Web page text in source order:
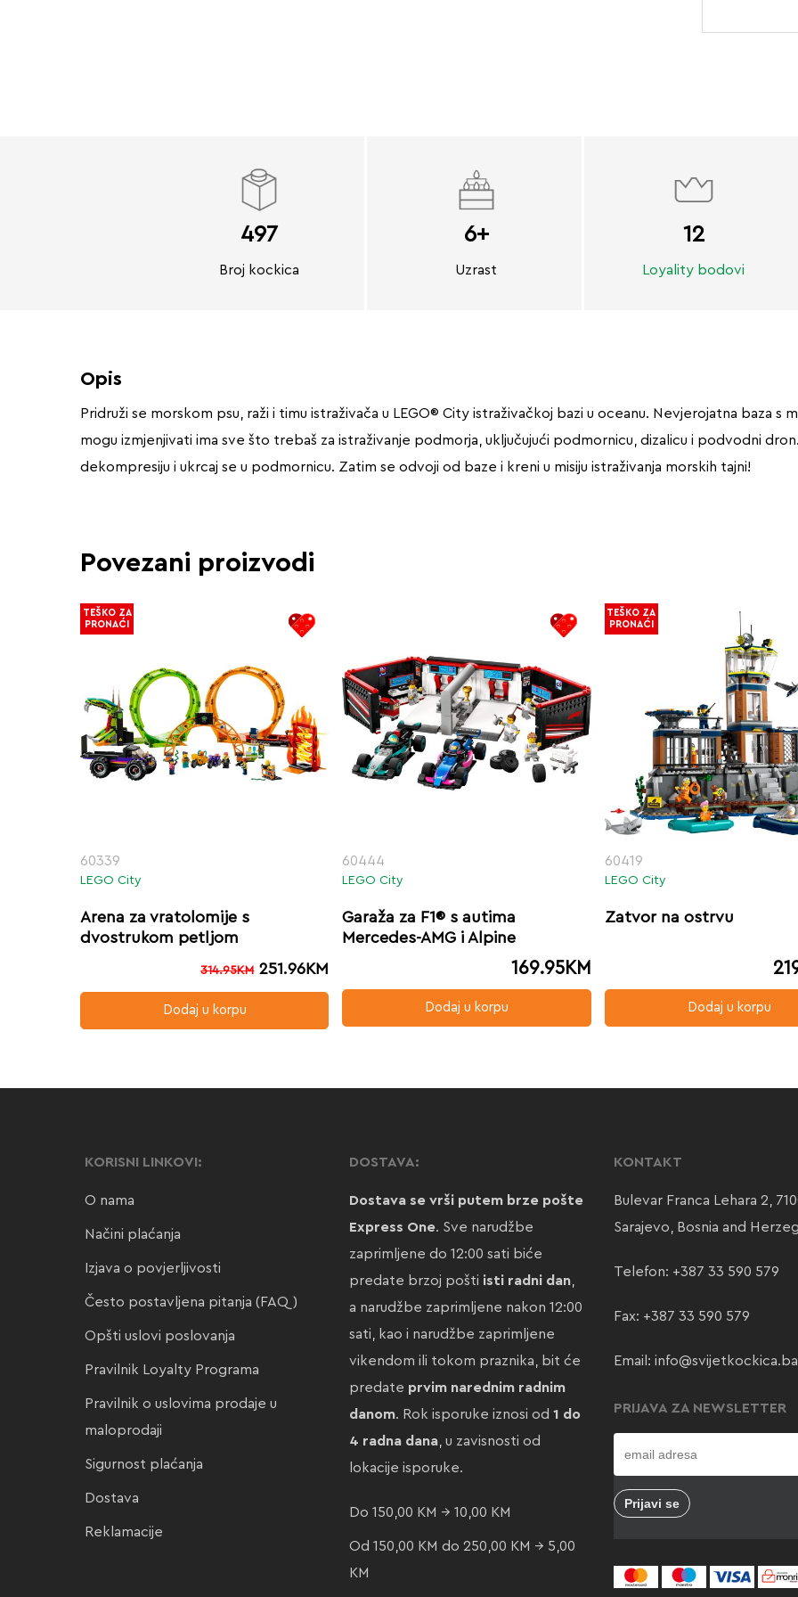
497
Broj kockica
6+
Uzrast
12
Loyality bodovi
Opis
Pridruži se morskom psu, raži i timu istraživača u LEGO® City istraživačkoj bazi u oceanu. Nevjerojatna baza s
mogu izmjenjivati ima sve što trebaš za istraživanje podmorja, uključujući podmornicu, dizalicu i podvodni
dekompresiju i ukrcaj se u podmornicu. Zatim se odvoji od baze i kreni u misiju istraživanja morskih tajni!
Povezani proizvodi
60339
LEGO City
Arena za vratolomije s
dvostrukom petljom
314.95KM 251.96KM
Dodaj u korpu
TEŠKO ZA
PRONAĆI
60444
LEGO City
Garaža za F1® s autima
Mercedes-AMG i Alpine
169.95KM
Dodaj u korpu
60419
LEGO City
Zatvor na ostrvu
Dodaj u korpu
TEŠKO ZA
PRONAĆI
KORISNI LINKOVI:
O nama
Načini plaćanja
Izjava o povjerljivosti
Često postavljena pitanja (FAQ)
Opšti uslovi poslovanja
Pravilnik Loyalty Programa
Pravilnik o uslovima prodaje u
maloprodaji
Sigurnost plaćanja
Dostava
Reklamacije
DOSTAVA:
Dostava se vrši putem brze pošte
Express One. Sve narudžbe
zaprimljene do 12:00 sati biće
predate brzoj pošti isti radni dan,
a narudžbe zaprimljene nakon 12:00
sati, kao i narudžbe zaprimljene
vikendom ili tokom praznika, bit će
predate prvim narednim radnim
danom. Rok isporuke iznosi od 1 do
4 radna dana, u zavisnosti od
lokacije isporuke.
Do 150,00 KM → 10,00 KM
Od 150,00 KM do 250,00 KM → 5,00
KM
KONTAKT
Bulevar Franca Lehara 2,
Sarajevo, Bosnia and
Telefon: +387 33 590 579
Fax: +387 33 590 579
Email: info@svijetkockica.ba
PRIJAVA ZA NEWSLETTER